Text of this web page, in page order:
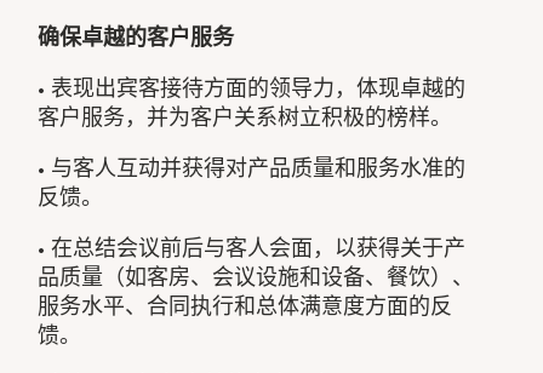
确保卓越的客户服务
• 表现出宾客接待方面的领导力，体现卓越的
客户服务，并为客户关系树立积极的榜样。
• 与客人互动并获得对产品质量和服务水准的
反馈。
• 在总结会议前后与客人会面，以获得关于产
品质量（如客房、会议设施和设备、餐饮）、
服务水平、合同执行和总体满意度方面的反
馈。